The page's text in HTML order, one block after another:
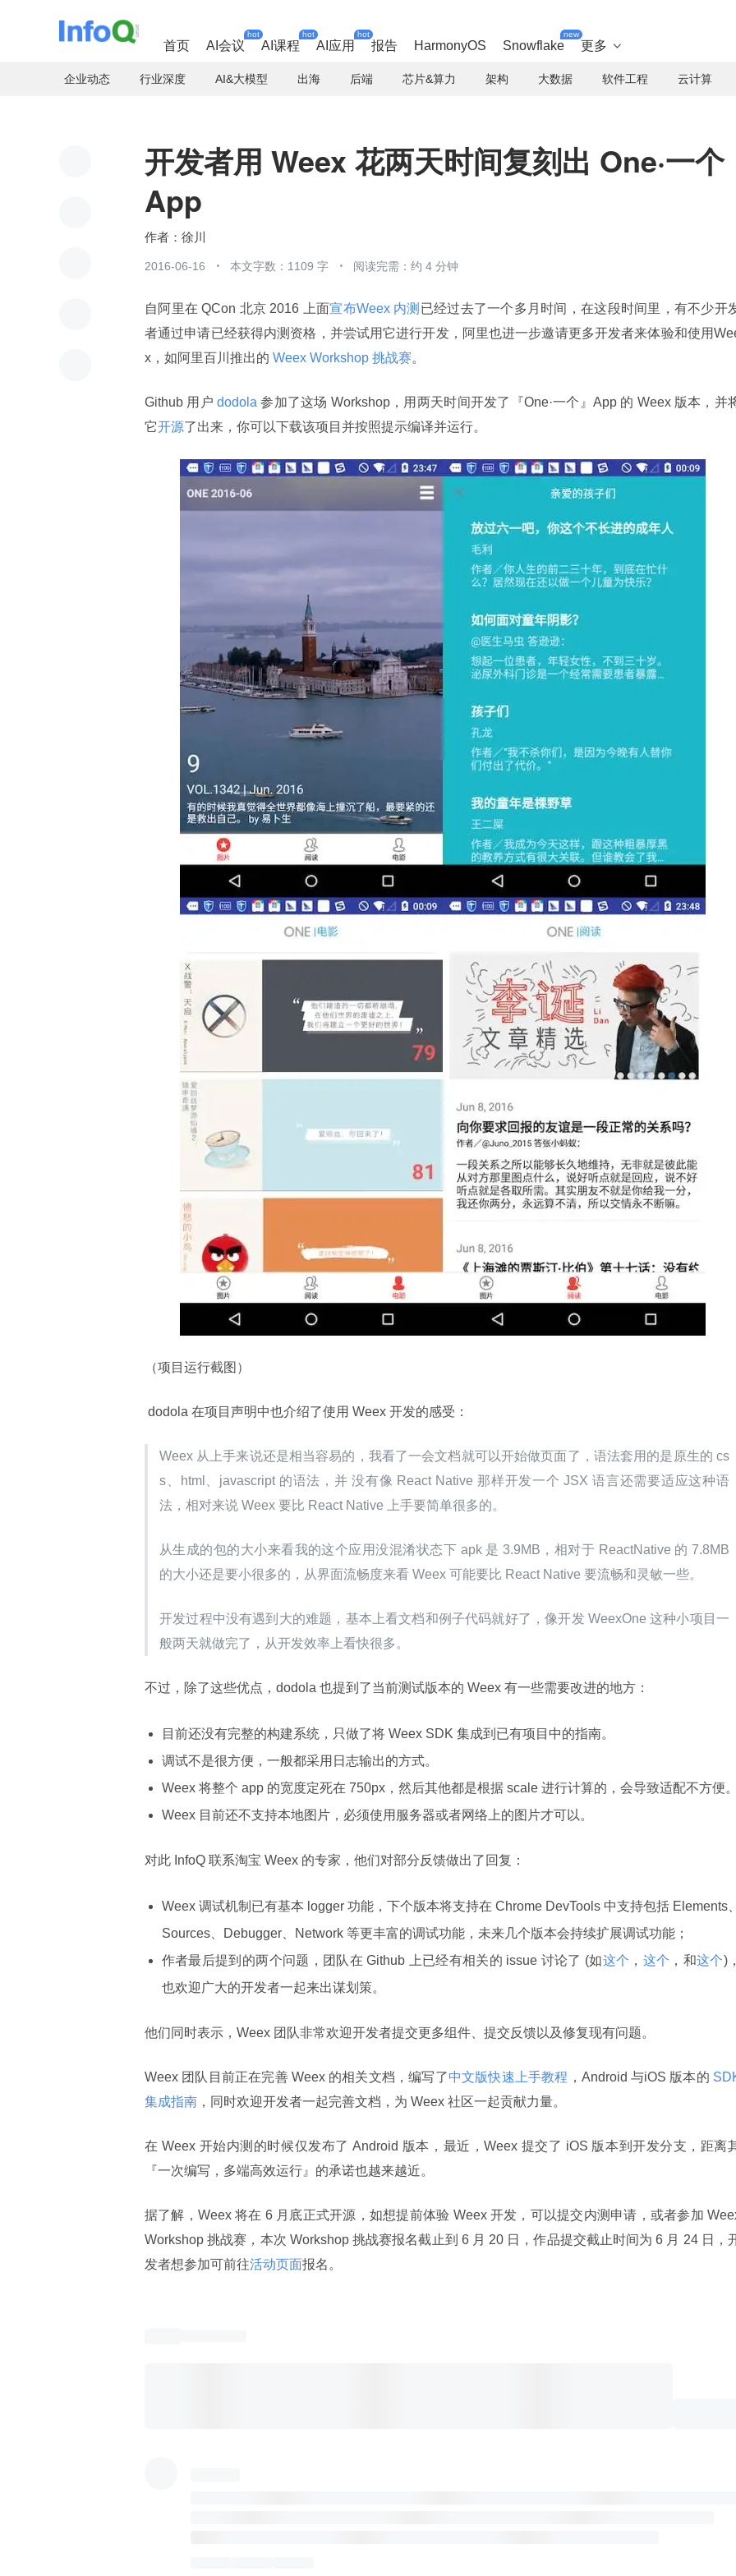
首页 AI会议
hot
AI课程
hot
AI应用
hot
报告 HarmonyOS Snowflake
new
更多 
企业动态 行业深度 AI&大模型 出海 后端 芯片&算力 架构 大数据 软件工程 云计算
开发者用 Weex 花两天时间复刻出 One·一个
App
徐川
2016-06-16 本文字数：1109 字 阅读完需：约 4 分钟
自阿里在 QCon 北京 2016 上面宣布Weex 内测 已经过去了一个多月时间，在这段时间里，有不少开
者通过申请已经获得内测资格，并尝试用它进行开发，阿里也进一步邀请更多开发者来体验和使用
x，如阿里百川推出的 Weex Workshop 挑战赛。
Github 用户 dodola 参加了这场 Workshop，用两天时间开发了『One·一个』App 的 Weex 版本，并
它开源了出来，你可以下载该项目并按照提示编译并运行。
（项目运行截图）
dodola 在项目声明中也介绍了使用 Weex 开发的感受：
Weex 从上手来说还是相当容易的，我看了一会文档就可以开始做页面了，语法套用的是原生的 cs
s、html、javascript 的语法，并 没有像 React Native 那样开发一个 JSX 语言还需要适应这种语
法，相对来说 Weex 要比 React Native 上手要简单很多的。
从生成的包的大小来看我的这个应用没混淆状态下 apk 是 3.9MB，相对于 ReactNative 的 7.8MB
的大小还是要小很多的，从界面流畅度来看 Weex 可能要比 React Native 要流畅和灵敏一些。
开发过程中没有遇到大的难题，基本上看文档和例子代码就好了，像开发 WeexOne 这种小项目一
般两天就做完了，从开发效率上看快很多。
不过，除了这些优点，dodola 也提到了当前测试版本的 Weex 有一些需要改进的地方：
目前还没有完整的构建系统，只做了将 Weex SDK 集成到已有项目中的指南。
调试不是很方便，一般都采用日志输出的方式。
Weex 将整个 app 的宽度定死在 750px，然后其他都是根据 scale 进行计算的，会导致适配不方便
Weex 目前还不支持本地图片，必须使用服务器或者网络上的图片才可以。
对此 InfoQ 联系淘宝 Weex 的专家，他们对部分反馈做出了回复：
Weex 调试机制已有基本 logger 功能，下个版本将支持在 Chrome DevTools 中支持包括 Elements
Sources、Debugger、Network 等更丰富的调试功能，未来几个版本会持续扩展调试功能；
作者最后提到的两个问题，团队在 Github 上已经有相关的 issue 讨论了 (如这个 ， 这个 ，和这个)
也欢迎广大的开发者一起来出谋划策。
他们同时表示，Weex 团队非常欢迎开发者提交更多组件、提交反馈以及修复现有问题。
Weex 团队目前正在完善 Weex 的相关文档，编写了中文版快速上手教程 ，Android 与iOS 版本的
集成指南 ，同时欢迎开发者一起完善文档，为 Weex 社区一起贡献力量。
在 Weex 开始内测的时候仅发布了 Android 版本，最近，Weex 提交了 iOS 版本到开发分支，距离
『一次编写，多端高效运行』的承诺也越来越近。
据了解，Weex 将在 6 月底正式开源，如想提前体验 Weex 开发，可以提交内测申请，或者参加
Workshop 挑战赛，本次 Workshop 挑战赛报名截止到 6 月 20 日，作品提交截止时间为 6 月 24 日，
发者想参加可前往活动页面报名。